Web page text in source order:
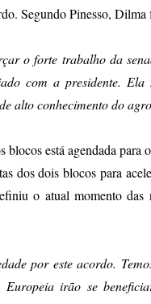
Segundo Pinesso,
o forte trabalho da
com a presidente.
alto conhecimento do
blocos está agendada
dos dois blocos para
o atual momento das
por este acordo.
irão se